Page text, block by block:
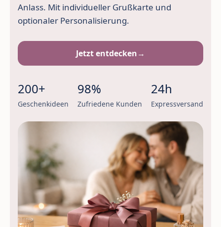
Anlass. Mit individueller Grußkarte und
optionaler Personalisierung.
Jetzt entdecken→
200+
Geschenkideen
98%
Zufriedene Kunden
24h
Expressversand